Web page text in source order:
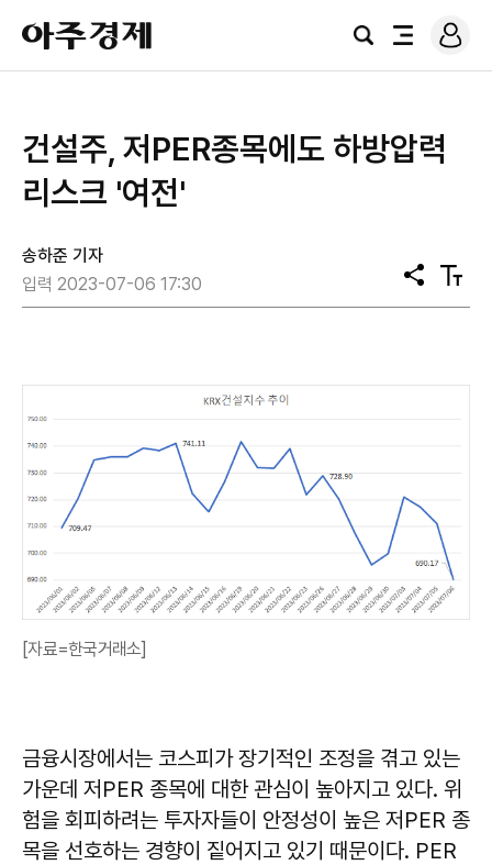
아
주
경
검
전
로
그
건설주, 저PER종목에도 하방압력
리스크 '여전'
송하준 기자
입력 2023-07-06 17:30
공
유
텍
스
[자료=한국거래소]
금융시장에서는 코스피가 장기적인 조정을 겪고 있는
가운데 저PER 종목에 대한 관심이 높아지고 있다. 위
험을 회피하려는 투자자들이 안정성이 높은 저PER 종
목을 선호하는 경향이 짙어지고 있기 때문이다. PER